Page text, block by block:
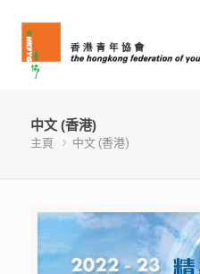
中文 (香港)
主頁 中文 (香港)